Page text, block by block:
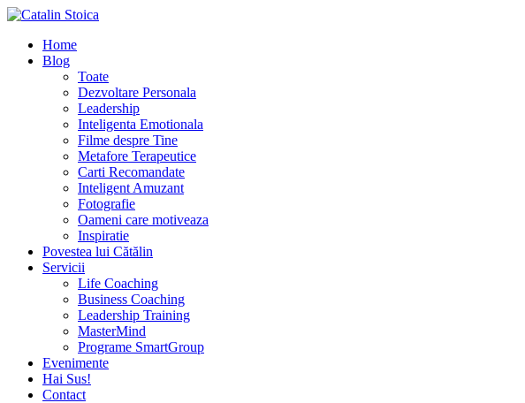
Home
Blog
Toate
Dezvoltare Personala
Leadership
Inteligenta Emotionala
Filme despre Tine
Metafore Terapeutice
Carti Recomandate
Inteligent Amuzant
Fotografie
Oameni care motiveaza
Inspiratie
Povestea lui Cătălin
Servicii
Life Coaching
Business Coaching
Leadership Training
MasterMind
Programe SmartGroup
Evenimente
Hai Sus!
Contact